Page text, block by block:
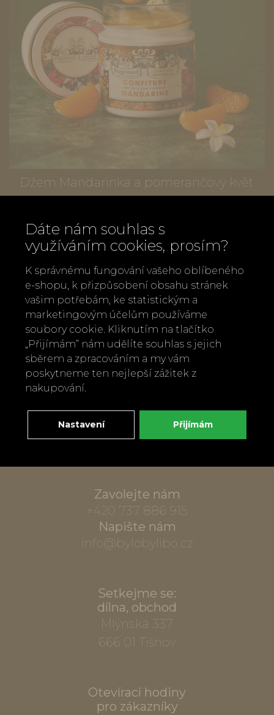
Džem Mandarinka a pomerančový květ
Zavolejte nám
+420 737 886 915
Napište nám
info@bylobylibo.cz
Setkejme se:
dílna, obchod
Mlýnská 337
666 01 Tišnov
Otevírací hodiny
pro zákazníky
Dáte nám souhlas s
využíváním cookies, prosím?
K správnému fungování vašeho oblíbeného
e-shopu, k přizpůsobení obsahu stránek
vašim potřebám, ke statistickým a
marketingovým účelům používáme
soubory cookie. Kliknutím na tlačítko
„Přijímám“ nám udělíte souhlas s jejich
sběrem a zpracováním a my vám
poskytneme ten nejlepší zážitek z
nakupování.
Nastavení Přijímám